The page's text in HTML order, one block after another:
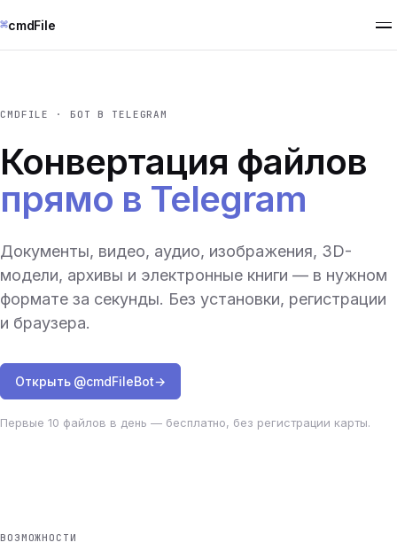
⌘cmdFile
CMDFILE · БОТ В TELEGRAM
Конвертация файлов
прямо в Telegram
Документы, видео, аудио, изображения, 3D-
модели, архивы и электронные книги — в нужном
формате за секунды. Без установки, регистрации
и браузера.
Открыть @cmdFileBot→
Первые 10 файлов в день — бесплатно, без регистрации карты.
ВОЗМОЖНОСТИ